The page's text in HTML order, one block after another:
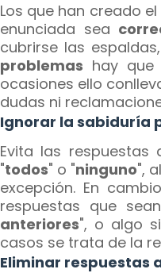
Los que han creado
enunciada sea
cubrirse las
problemas hay
ocasiones ello
dudas ni
Ignorar la sabiduría
Evita las respuestas
"todos" o "ninguno",
excepción. En
respuestas que
anteriores", o algo
casos se trata de la
Eliminar respuestas